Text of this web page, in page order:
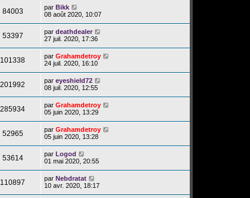
84003 par Bikk
08 août 2020, 10:07
53397 par deathdealer
27 juil. 2020, 17:36
101338 par Grahamdetroy
24 juil. 2020, 16:10
201992 par eyeshield72
08 juil. 2020, 12:55
285934 par Grahamdetroy
05 juin 2020, 13:29
52965 par Grahamdetroy
05 juin 2020, 13:28
53614 par Logod
01 mai 2020, 20:55
110897 par Nebdratat
10 avr. 2020, 18:17